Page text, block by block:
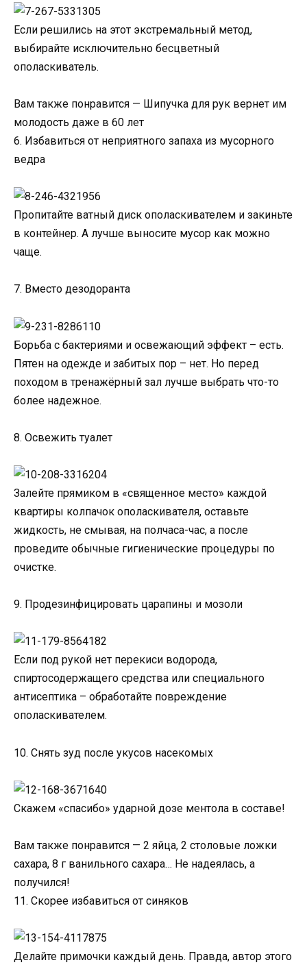
Если решились на этот экстремальный метод,
выбирайте исключительно бесцветный
ополаскиватель.
Вам также понравится — Шипучка для рук вернет им
молодость даже в 60 лет
6. Избавиться от неприятного запаха из мусорного
ведра
Пропитайте ватный диск ополаскивателем и закиньте
в контейнер. А лучше выносите мусор как можно
чаще.
7. Вместо дезодоранта
Борьба с бактериями и освежающий эффект – есть.
Пятен на одежде и забитых пор – нет. Но перед
походом в тренажёрный зал лучше выбрать что-то
более надежное.
8. Освежить туалет
Залейте прямиком в «священное место» каждой
квартиры колпачок ополаскивателя, оставьте
жидкость, не смывая, на полчаса-час, а после
проведите обычные гигиенические процедуры по
очистке.
9. Продезинфицировать царапины и мозоли
Если под рукой нет перекиси водорода,
спиртосодержащего средства или специального
антисептика – обработайте повреждение
ополаскивателем.
10. Снять зуд после укусов насекомых
Скажем «спасибо» ударной дозе ментола в составе!
Вам также понравится — 2 яйца, 2 столовые ложки
сахара, 8 г ванильного сахара… Не надеялась, а
получился!
11. Скорее избавиться от синяков
Делайте примочки каждый день. Правда, автор этого